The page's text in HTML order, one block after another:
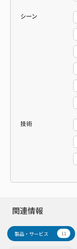
シーン
技術
関連情報
製品・サービス 11